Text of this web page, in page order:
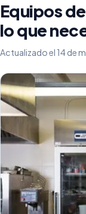
Equipos
lo que
Actualizado el 14 de